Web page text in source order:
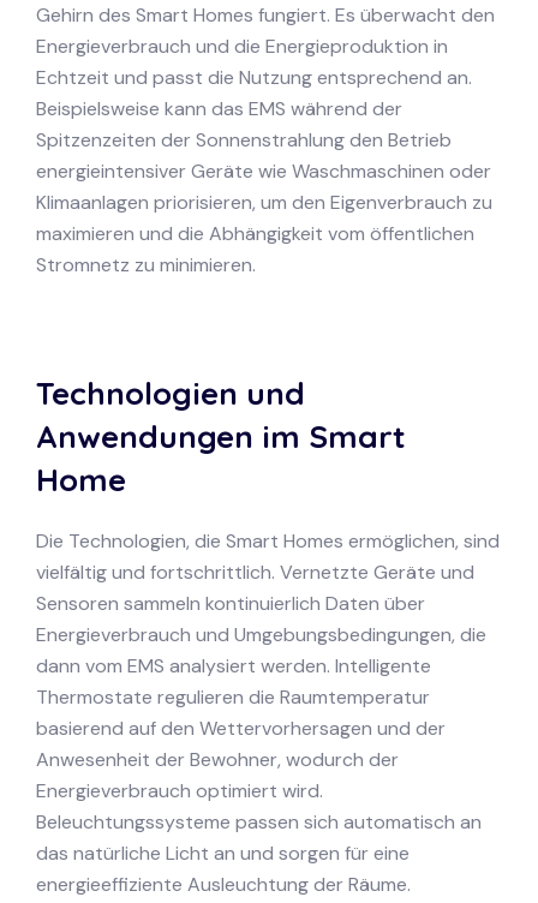
Gehirn des Smart Homes fungiert. Es überwacht den
Energieverbrauch und die Energieproduktion in
Echtzeit und passt die Nutzung entsprechend an.
Beispielsweise kann das EMS während der
Spitzenzeiten der Sonnenstrahlung den Betrieb
energieintensiver Geräte wie Waschmaschinen oder
Klimaanlagen priorisieren, um den Eigenverbrauch zu
maximieren und die Abhängigkeit vom öffentlichen
Stromnetz zu minimieren.
Technologien und
Anwendungen im Smart
Home
Die Technologien, die Smart Homes ermöglichen, sind
vielfältig und fortschrittlich. Vernetzte Geräte und
Sensoren sammeln kontinuierlich Daten über
Energieverbrauch und Umgebungsbedingungen, die
dann vom EMS analysiert werden. Intelligente
Thermostate regulieren die Raumtemperatur
basierend auf den Wettervorhersagen und der
Anwesenheit der Bewohner, wodurch der
Energieverbrauch optimiert wird.
Beleuchtungssysteme passen sich automatisch an
das natürliche Licht an und sorgen für eine
energieeffiziente Ausleuchtung der Räume.